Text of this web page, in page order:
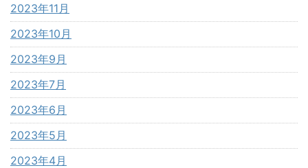
2023年11月
2023年10月
2023年9月
2023年7月
2023年6月
2023年5月
2023年4月